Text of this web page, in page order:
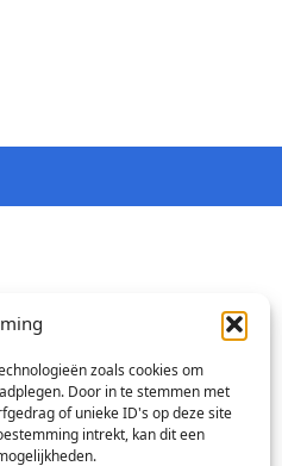
zoals cookies om
Door in te stemmen met
of unieke ID's op deze site
intrekt, kan dit een